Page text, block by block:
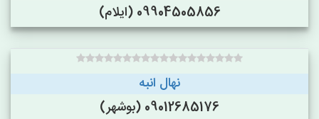
09904505856 (ایلام)
نهال انبه
09012685176 (بوشهر)